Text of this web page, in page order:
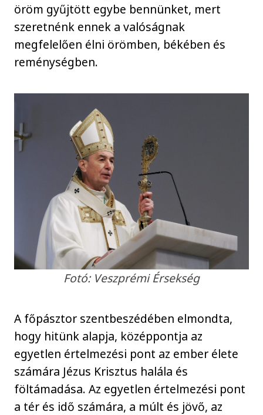
öröm gyűjtött egybe bennünket, mert
szeretnénk ennek a valóságnak
megfelelően élni örömben, békében és
reménységben.
Fotó: Veszprémi Érsekség
A főpásztor szentbeszédében elmondta,
hogy hitünk alapja, középpontja az
egyetlen értelmezési pont az ember élete
számára Jézus Krisztus halála és
föltámadása. Az egyetlen értelmezési pont
a tér és idő számára, a múlt és jövő, az